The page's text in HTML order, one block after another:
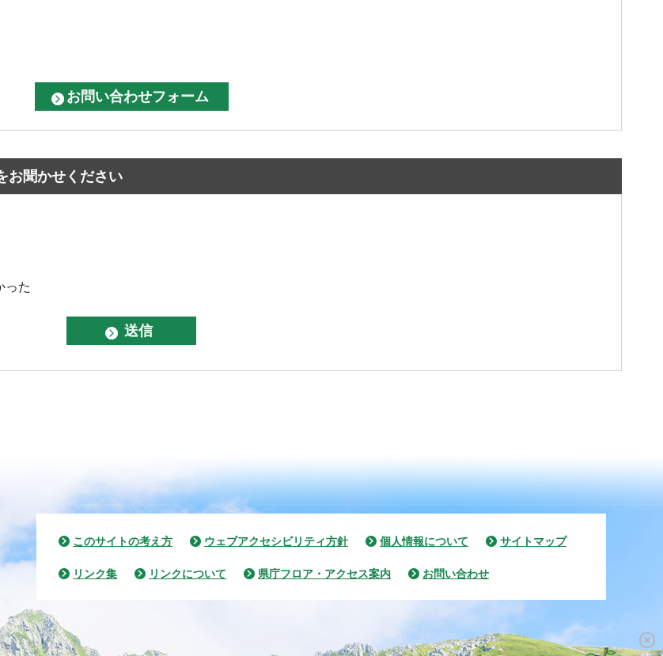
お聞かせください
った
このサイトの考え方 ウェブアクセシビリティ方針 個人情報について サイトマップ
リンク集 リンクについて 県庁フロア・アクセス案内 お問い合わせ